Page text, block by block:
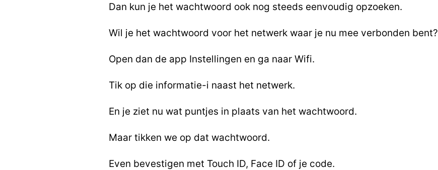
Dan kun je het wachtwoord ook nog steeds eenvoudig opzoeken.
Wil je het wachtwoord voor het netwerk waar je nu mee verbonden bent?
Open dan de app Instellingen en ga naar Wifi.
Tik op die informatie-i naast het netwerk.
En je ziet nu wat puntjes in plaats van het wachtwoord.
Maar tikken we op dat wachtwoord.
Even bevestigen met Touch ID, Face ID of je code.